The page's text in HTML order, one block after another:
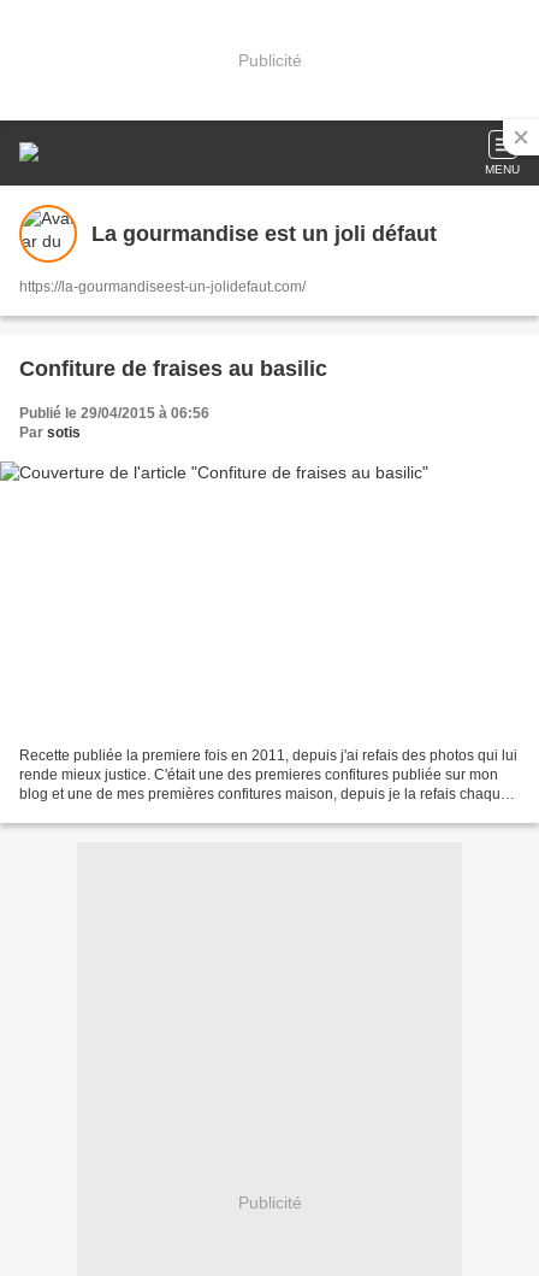
Publicité
MENU
La gourmandise est un joli défaut
https://la-gourmandiseest-un-jolidefaut.com/
Confiture de fraises au basilic
Publié le 29/04/2015 à 06:56
Par sotis
Recette publiée la premiere fois en 2011, depuis j'ai refais des photos qui lui
rende mieux justice. C'était une des premieres confitures publiée sur mon
blog et une de mes premières confitures maison, depuis je la refais chaque
Publicité